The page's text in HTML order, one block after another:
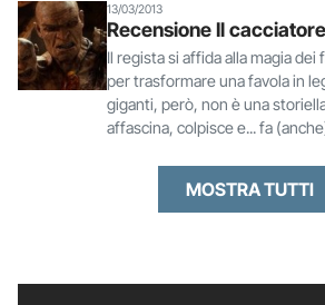
13/03/2013
Recensione Il
Il regista si affida alla magia dei
per trasformare una favola in
giganti, però, non è una
affascina, colpisce e... fa
MOSTRA TUTTI